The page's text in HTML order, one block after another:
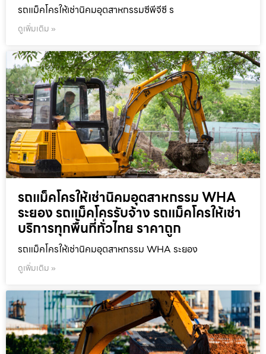
รถแม็คโครให้เช่านิคมอุตสาหกรรมซีพีจีซี ร
ดูเพิ่มเติม »
รถแม็คโครให้เช่านิคมอุตสาหกรรม WHA
ระยอง รถแม็คโครรับจ้าง รถแม็คโครให้เช่า
บริการทุกพื้นที่ทั่วไทย ราคาถูก
รถแม็คโครให้เช่านิคมอุตสาหกรรม WHA ระยอง
ดูเพิ่มเติม »